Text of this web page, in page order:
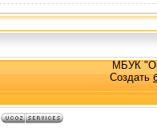
МБУК
Создать